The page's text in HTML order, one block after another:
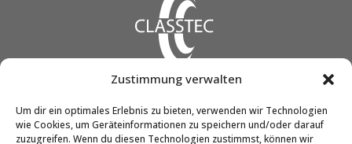
Zustimmung verwalten
Um dir ein optimales Erlebnis zu bieten, verwenden wir Technologien
wie Cookies, um Geräteinformationen zu speichern und/oder darauf
zuzugreifen. Wenn du diesen Technologien zustimmst, können wir
CLASSTEC GmbH & Co. KG
Friedrich-Engels-Str. 12